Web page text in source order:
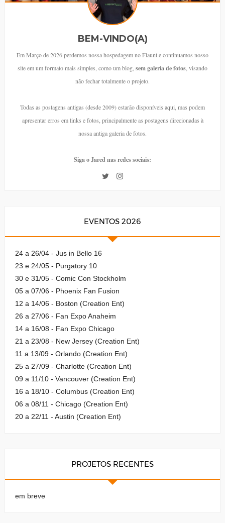
BEM-VINDO(A)
Em Março de 2026 perdemos nossa hospedagem no Flaunt e continuamos nosso
site em um formato mais simples, como um blog, sem galeria de fotos , visando
não fechar totalmente o projeto.
Todas as postagens antigas (desde 2009) estarão disponíveis aqui, mas podem
apresentar erros em links e fotos, principalmente as postagens direcionadas à
nossa antiga galeria de fotos.
Siga o Jared nas redes sociais:
EVENTOS 2026
24 a 26/04 - Jus in Bello 16
23 e 24/05 - Purgatory 10
30 e 31/05 - Comic Con Stockholm
05 a 07/06 - Phoenix Fan Fusion
12 a 14/06 - Boston (Creation Ent)
26 a 27/06 - Fan Expo Anaheim
14 a 16/08 - Fan Expo Chicago
21 a 23/08 - New Jersey (Creation Ent)
11 a 13/09 - Orlando (Creation Ent)
25 a 27/09 - Charlotte (Creation Ent)
09 a 11/10 - Vancouver (Creation Ent)
16 a 18/10 - Columbus (Creation Ent)
06 a 08/11 - Chicago (Creation Ent)
20 a 22/11 - Austin (Creation Ent)
PROJETOS RECENTES
em breve